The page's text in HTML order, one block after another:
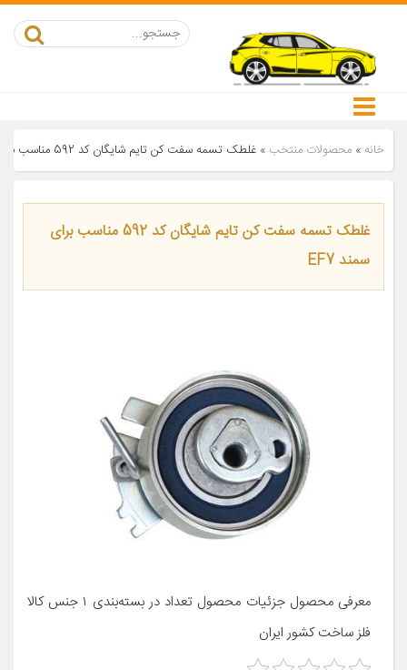
خانه » محصولات منتخب » غلطک تسمه سفت کن تایم شایگان کد 592 مناسب برای سمند EF7
غلطک تسمه سفت کن تایم شایگان کد 592 مناسب برای
سمند EF7
معرفی محصول جزئیات محصول تعداد در بسته‌بندی ۱ جنس کالا
فلز ساخت کشور ایران